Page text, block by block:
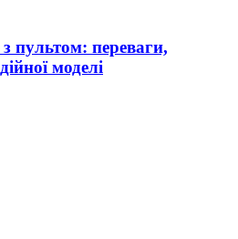
пультом: переваги,
моделі